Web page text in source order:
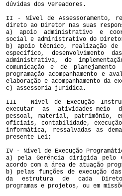
dúvidas dos Vereadores.
II - Nível de Assessoramento,
direto ao Diretor nas suas
a) apoio administrativo e
social e administrativo do
b) apoio técnico, realização
específico, desenvolvimento
administrativa, de
comunicação e de
programação acompanhamento e
elaboração e acompanhamento da
c) assessoria jurídica.
III - Nível de Execução
executar as atividades-
pessoal, material, patrimônio,
oficiais, contabilidade,
informática, ressalvadas as
presente Lei;
IV - Nível de Execução
a) pela Gerência dirigida pelo
acordo com a área de atuação
b) pelas funções de execução
da estrutura de cada
programas e projetos, ou em